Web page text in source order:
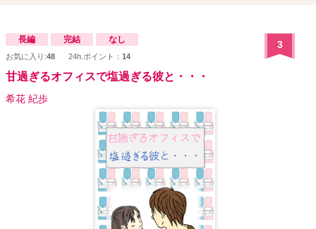
長編 完結 なし
お気に入り:48 24h.ポイント： 14
3
甘過ぎるオフィスで塩過ぎる彼と・・・
希花 紀歩